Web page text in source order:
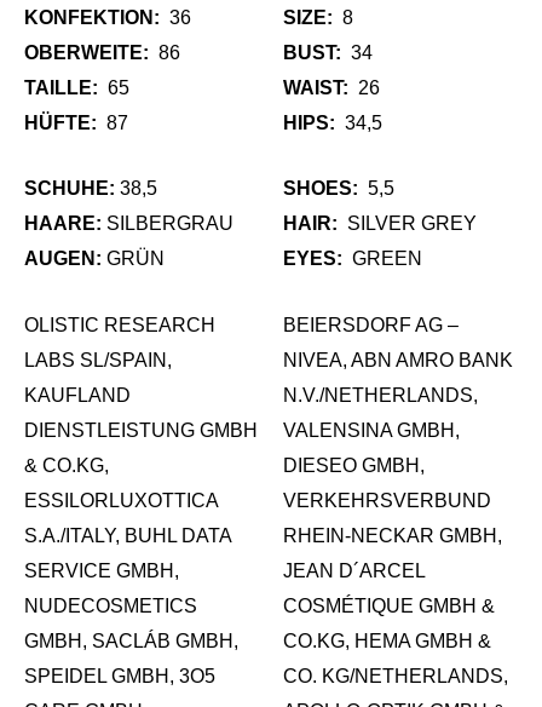
KONFEKTION: 36
OBERWEITE: 86
TAILLE: 65
HÜFTE: 87
SCHUHE: 38,5
HAARE: SILBERGRAU
AUGEN: GRÜN
OLISTIC RESEARCH
LABS SL/SPAIN,
KAUFLAND
DIENSTLEISTUNG GMBH
& CO.KG,
ESSILORLUXOTTICA
S.A./ITALY, BUHL DATA
SERVICE GMBH,
NUDECOSMETICS
GMBH, SACLÁB GMBH,
SPEIDEL GMBH, 3O5
SIZE: 8
BUST: 34
WAIST: 26
HIPS: 34,5
SHOES: 5,5
HAIR: SILVER GREY
EYES: GREEN
BEIERSDORF AG –
NIVEA, ABN AMRO BANK
N.V./NETHERLANDS,
VALENSINA GMBH,
DIESEO GMBH,
VERKEHRSVERBUND
RHEIN-NECKAR GMBH,
JEAN D´ARCEL
COSMÉTIQUE GMBH &
CO.KG, HEMA GMBH &
CO. KG/NETHERLANDS,